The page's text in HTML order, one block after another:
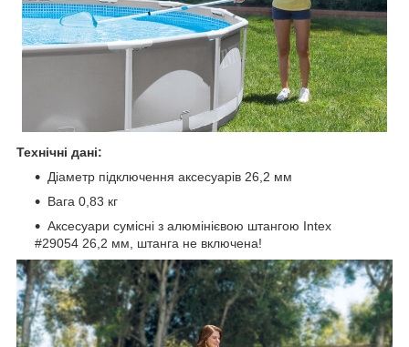
Технічні дані:
Діаметр підключення аксесуарів 26,2 мм
Вага 0,83 кг
Аксесуари сумісні з алюмінієвою штангою Intex
#29054 26,2 мм, штанга не включена!